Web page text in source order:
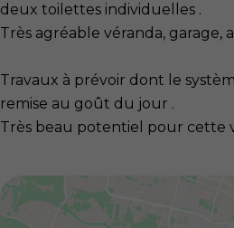
deux toilettes individuelles .
Très agréable véranda, garage,
Travaux à prévoir dont le
remise au goût du jour .
Très beau potentiel pour cette